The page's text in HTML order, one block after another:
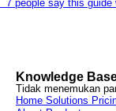
7 people say this guide
Knowledge
Tidak menemukan
Home Solutions